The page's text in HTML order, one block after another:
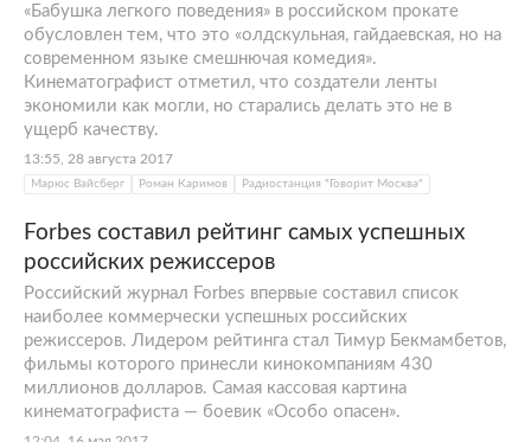
«Бабушка легкого поведения» в российском прокате
обусловлен тем, что это «олдскульная, гайдаевская, но на
современном языке смешнючая комедия».
Кинематографист отметил, что создатели ленты
экономили как могли, но старались делать это не в
ущерб качеству.
13:55, 28 августа 2017
Марюс Вайсберг Роман Каримов Радиостанция "Говорит Москва"
Forbes составил рейтинг самых успешных
российских режиссеров
Российский журнал Forbes впервые составил список
наиболее коммерчески успешных российских
режиссеров. Лидером рейтинга стал Тимур Бекмамбетов,
фильмы которого принесли кинокомпаниям 430
миллионов долларов. Самая кассовая картина
кинематографиста — боевик «Особо опасен».